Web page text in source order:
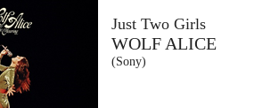
EMI (UMG)
08:21:26
Mi Chico
DJ GOJA, JASON DERULO,...
Gamma (-)
Just Two Girls
WOLF ALICE
(Sony)